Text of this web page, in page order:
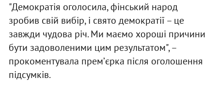
"Демократія оголосила, фінський народ
зробив свій вибір, і свято демократії – це
завжди чудова річ. Ми маємо хороші причини
бути задоволеними цим результатом", –
прокоментувала премʼєрка після оголошення
підсумків.